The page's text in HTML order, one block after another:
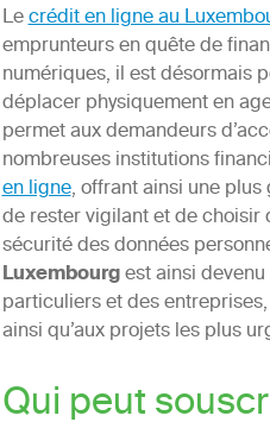
Lecrédit en ligne au
emprunteurs en quête de
numériques, il est désormais
déplacer physiquement en
permet aux demandeurs
nombreuses institutions
en ligne, offrant ainsi une
de rester vigilant et de
sécurité des données
Luxembourgest ainsi
particuliers et des
ainsi qu’aux projets les plus
Qui peut